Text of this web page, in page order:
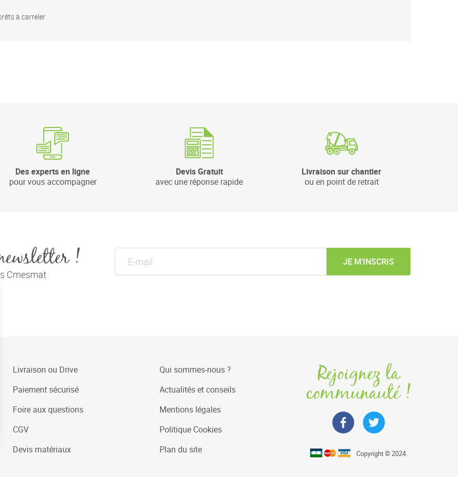
à carreler
Des experts en ligne
pour vous accompagner
Devis Gratuit
avec une réponse rapide
Livraison sur chantier
ou en point de retrait
!
Cmesmat
JE M’INSCRIS
Livraison ou Drive
Paiement sécurisé
Foire aux questions
CGV
Devis matériaux
Qui sommes-nous ?
Actualités et conseils
Mentions légales
Politique Cookies
Plan du site
Rejoignez la
communauté !
Copyright © 2024.